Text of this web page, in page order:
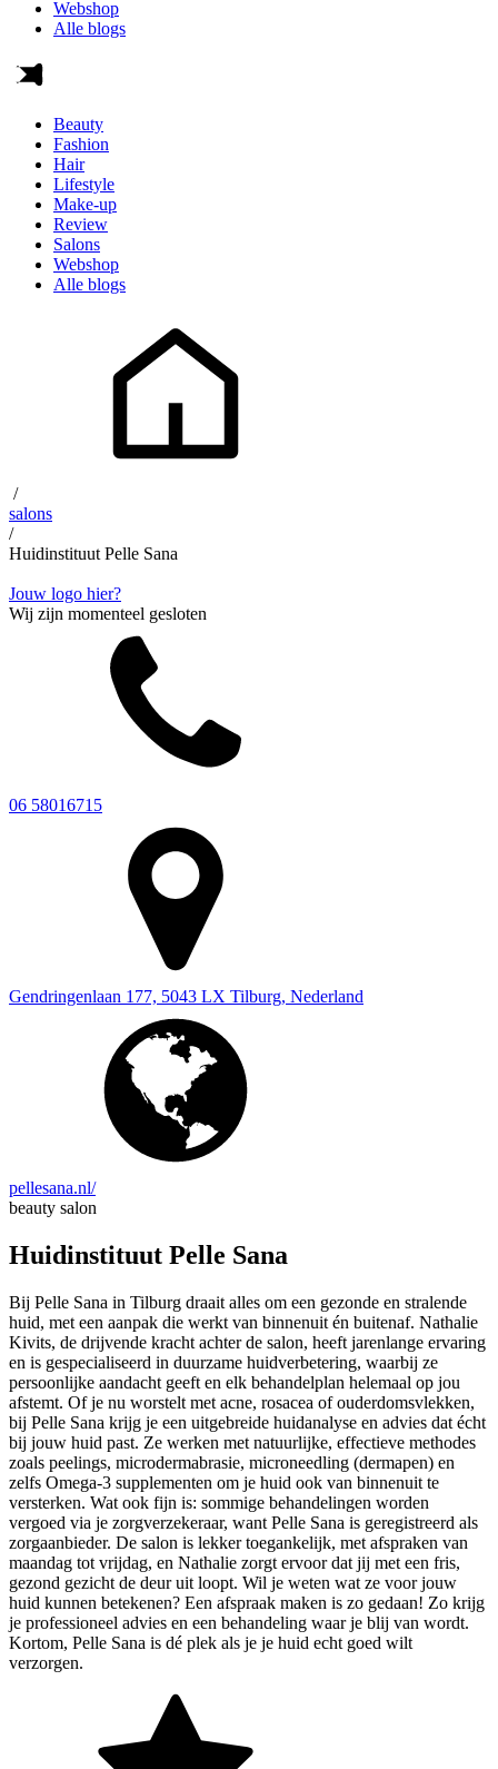
Webshop
Alle blogs
Beauty
Fashion
Hair
Lifestyle
Make-up
Review
Salons
Webshop
Alle blogs
/
salons
/
Huidinstituut Pelle Sana
Jouw logo hier?
Wij zijn momenteel gesloten
06 58016715
Gendringenlaan 177, 5043 LX Tilburg, Nederland
pellesana.nl/
beauty salon
Huidinstituut Pelle Sana
Bij Pelle Sana in Tilburg draait alles om een gezonde en stralende
huid, met een aanpak die werkt van binnenuit én buitenaf. Nathalie
Kivits, de drijvende kracht achter de salon, heeft jarenlange ervaring
en is gespecialiseerd in duurzame huidverbetering, waarbij ze
persoonlijke aandacht geeft en elk behandelplan helemaal op jou
afstemt. Of je nu worstelt met acne, rosacea of ouderdomsvlekken,
bij Pelle Sana krijg je een uitgebreide huidanalyse en advies dat écht
bij jouw huid past. Ze werken met natuurlijke, effectieve methodes
zoals peelings, microdermabrasie, microneedling (dermapen) en
zelfs Omega-3 supplementen om je huid ook van binnenuit te
versterken. Wat ook fijn is: sommige behandelingen worden
vergoed via je zorgverzekeraar, want Pelle Sana is geregistreerd als
zorgaanbieder. De salon is lekker toegankelijk, met afspraken van
maandag tot vrijdag, en Nathalie zorgt ervoor dat jij met een fris,
gezond gezicht de deur uit loopt. Wil je weten wat ze voor jouw
huid kunnen betekenen? Een afspraak maken is zo gedaan! Zo krijg
je professioneel advies en een behandeling waar je blij van wordt.
Kortom, Pelle Sana is dé plek als je je huid echt goed wilt
verzorgen.